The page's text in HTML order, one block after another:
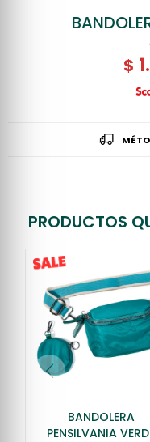
$
PRODUCTOS
BANDOLERA
PENSILVANIA